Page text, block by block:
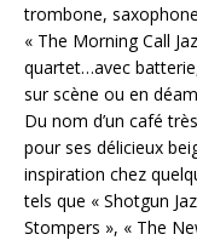
trombone,
« The Morning Call
quartet…avec
sur scène ou en
Du nom d’un café
pour ses délicieux
inspiration chez
tels que « Shotgun
Stompers », « The